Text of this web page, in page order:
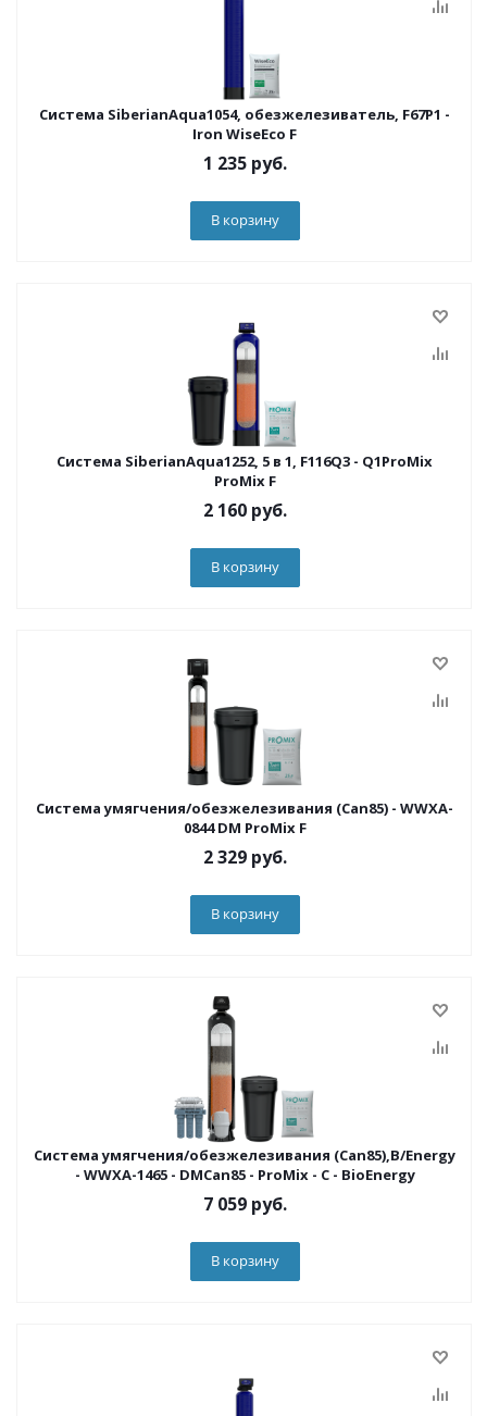
Система SiberianAqua1054, обезжелезиватель, F67P1 -
Iron WiseEco F
1 235руб.
В корзину
Система SiberianAqua1252, 5 в 1, F116Q3 - Q1ProMix
ProMix F
2 160руб.
В корзину
Система умягчения/обезжелезивания (Can85) - WWXA-
0844 DM ProMix F
2 329руб.
В корзину
Система умягчения/обезжелезивания (Can85),B/Energy
- WWXA-1465 - DMCan85 - ProMix - C - BioEnergy
7 059руб.
В корзину